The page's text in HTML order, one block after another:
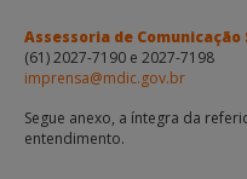
Assessoria de Comunicação
(61) 2027-7190 e 2027-7198
imprensa@mdic.gov.br
Segue anexo, a íntegra da
entendimento.